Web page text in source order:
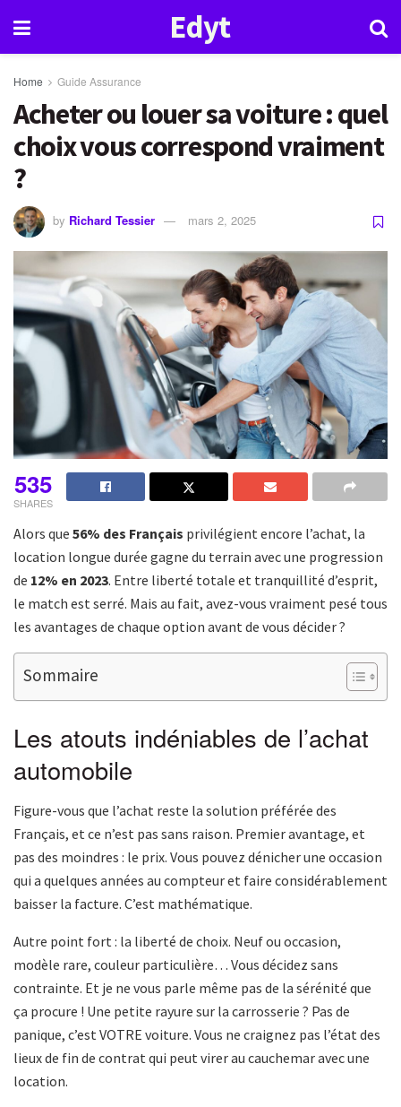
Edyt
Home Guide Assurance
Acheter ou louer sa voiture : quel
choix vous correspond vraiment
?
by Richard Tessier mars 2, 2025
535
SHARES
Alors que 56% des Français privilégient encore l’achat, la
location longue durée gagne du terrain avec une progression
de 12% en 2023. Entre liberté totale et tranquillité d’esprit,
le match est serré. Mais au fait, avez-vous vraiment pesé tous
les avantages de chaque option avant de vous décider ?
Sommaire
Les atouts indéniables de l’achat
automobile
Figure-vous que l’achat reste la solution préférée des
Français, et ce n’est pas sans raison. Premier avantage, et
pas des moindres : le prix. Vous pouvez dénicher une occasion
qui a quelques années au compteur et faire considérablement
baisser la facture. C’est mathématique.
Autre point fort : la liberté de choix. Neuf ou occasion,
modèle rare, couleur particulière… Vous décidez sans
contrainte. Et je ne vous parle même pas de la sérénité que
ça procure ! Une petite rayure sur la carrosserie ? Pas de
panique, c’est VOTRE voiture. Vous ne craignez pas l’état des
lieux de fin de contrat qui peut virer au cauchemar avec une
location.